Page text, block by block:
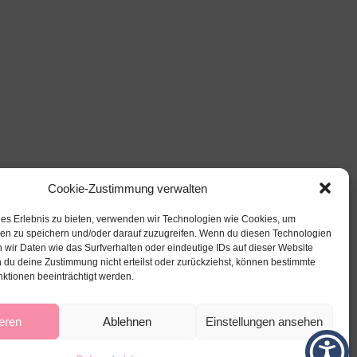
Cookie-Zustimmung verwalten
Erlebnis zu bieten, verwenden wir Technologien wie Cookies, um
zu speichern und/oder darauf zuzugreifen. Wenn du diesen Technologien
wir Daten wie das Surfverhalten oder eindeutige IDs auf dieser Website
du deine Zustimmung nicht erteilst oder zurückziehst, können bestimmte
beeinträchtigt werden.
Ablehnen Einstellungen ansehen